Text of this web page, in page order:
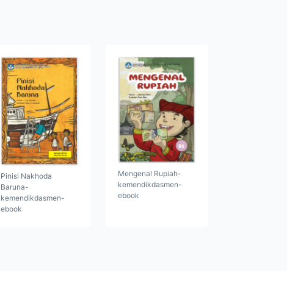
Pinisi Nakhoda
Baruna-
kemendikdasmen-
ebook
Mengenal Rupiah-
kemendikdasmen-
ebook